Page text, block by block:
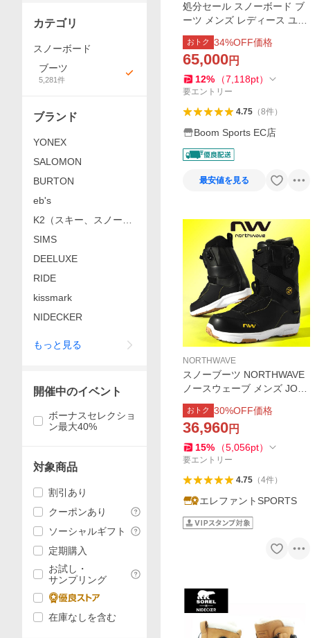
処分セール スノーボード ブ
ーツ メンズ レディース ユニ
セックス K2 TARO TAMAI S
NOWSURFER タロウタマイ
イエロー 24-25モデル 玉井
太郎 日本正規品 旧モデル
おトク 34%OFF価格
65,000円
12% （7,118pt）
要エントリー
4.75（8件）
Boom Sports EC店
最安値を見る
NORTHWAVE
スノーブーツ NORTHWAVE
ノースウェーブ メンズ JOKE
R ジョーカー メンズ レディ
ース スノーボードブーツ ス
ノボ 2025-2026冬新作 30%o
ff
おトク 30%OFF価格
36,960円
15% （5,056pt）
要エントリー
4.75（4件）
エレファントSPORTS
カテゴリ
スノーボード
ブーツ
5,281件
ブランド
YONEX
SALOMON
BURTON
eb's
K2（スキー、スノーボ
ード）
SIMS
DEELUXE
RIDE
kissmark
NIDECKER
もっと見る
開催中のイベント
ボーナスセレクショ
ン最大40%
対象商品
割引あり
クーポンあり
ソーシャルギフト
定期購入
お試し・
サンプリング
在庫なしを含む